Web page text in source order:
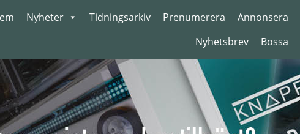
Nyheter Tidningsarkiv Prenumerera Annonsera
Nyhetsbrev
Bossa